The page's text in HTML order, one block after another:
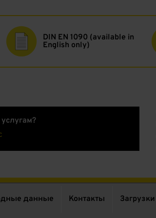
DIN EN 1090 (available in
English only)
данные Контакты Загрузки